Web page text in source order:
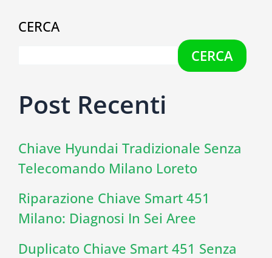
CERCA
CERCA
Post Recenti
Chiave Hyundai Tradizionale Senza
Telecomando Milano Loreto
Riparazione Chiave Smart 451
Milano: Diagnosi In Sei Aree
Duplicato Chiave Smart 451 Senza